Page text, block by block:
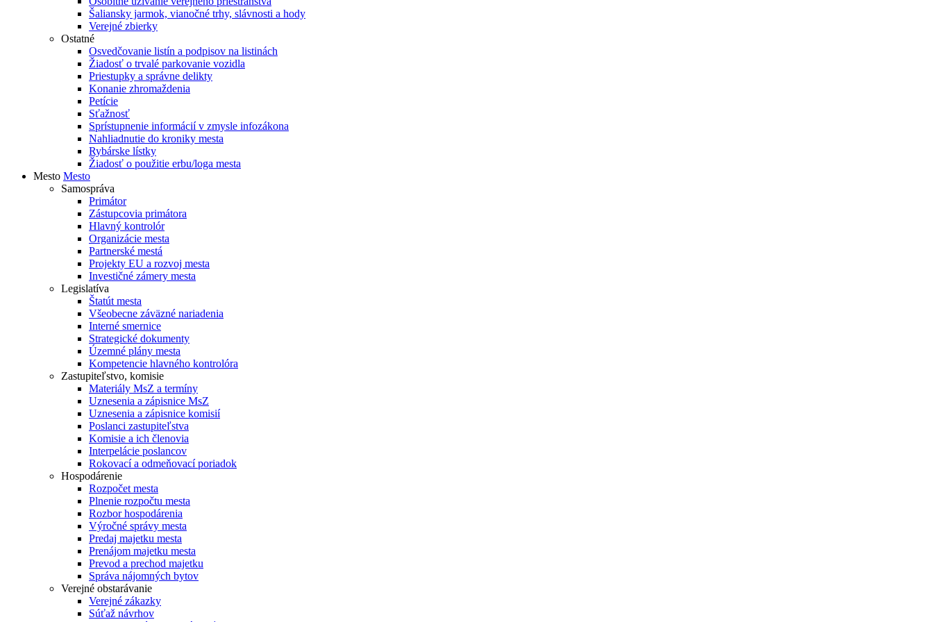
Šaliansky jarmok, vianočné trhy, slávnosti a hody
Verejné zbierky
Ostatné
Osvedčovanie listín a podpisov na listinách
Žiadosť o trvalé parkovanie vozidla
Priestupky a správne delikty
Konanie zhromaždenia
Petície
Sťažnosť
Sprístupnenie informácií v zmysle infozákona
Nahliadnutie do kroniky mesta
Rybárske lístky
Žiadosť o použitie erbu/loga mesta
Mesto Mesto
Samospráva
Primátor
Zástupcovia primátora
Hlavný kontrolór
Organizácie mesta
Partnerské mestá
Projekty EU a rozvoj mesta
Investičné zámery mesta
Legislatíva
Štatút mesta
Všeobecne záväzné nariadenia
Interné smernice
Strategické dokumenty
Územné plány mesta
Kompetencie hlavného kontrolóra
Zastupiteľstvo, komisie
Materiály MsZ a termíny
Uznesenia a zápisnice MsZ
Uznesenia a zápisnice komisií
Poslanci zastupiteľstva
Komisie a ich členovia
Interpelácie poslancov
Rokovací a odmeňovací poriadok
Hospodárenie
Rozpočet mesta
Plnenie rozpočtu mesta
Rozbor hospodárenia
Výročné správy mesta
Predaj majetku mesta
Prenájom majetku mesta
Prevod a prechod majetku
Správa nájomných bytov
Verejné obstarávanie
Verejné zákazky
Súťaž návrhov